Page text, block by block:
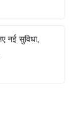
नई सुविधा,